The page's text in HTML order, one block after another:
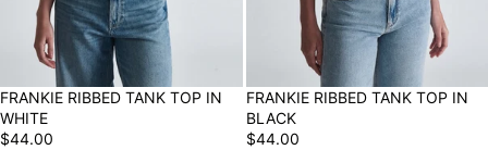
NEW
FRANKIE RIBBED TANK TOP IN
WHITE
$44.00
NEW
FRANKIE RIBBED TANK TOP IN
BLACK
$44.00